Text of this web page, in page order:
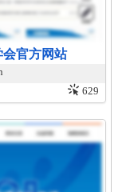
官方网站
629